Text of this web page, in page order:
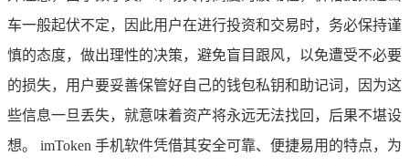
车一般起伏不定，因此用户在进行投资和交易时，务必保持谨
慎的态度，做出理性的决策，避免盲目跟风，以免遭受不必要
的损失，用户要妥善保管好自己的钱包私钥和助记词，因为这
些信息一旦丢失，就意味着资产将永远无法找回，后果不堪设
想。 imToken 手机软件凭借其安全可靠、便捷易用的特点，为